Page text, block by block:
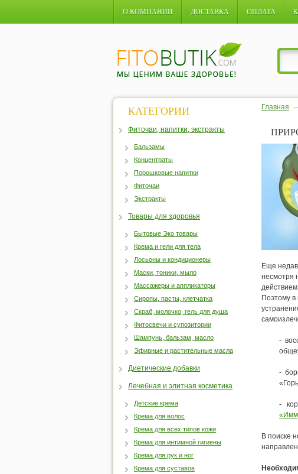
О КОМПАНИИ ДОСТАВКА ОПЛАТА
Главная
Еще
несмотря
Поэтому
-
-
-
В поиске
КАТЕГОРИИ
Фиточаи, напитки, экстракты
Бальзамы
Концентраты
Порошковые напитки
Фиточаи
Экстракты
Товары для здоровья
Бытовые Эко товары
Крема и гели для тела
Лосьоны и кондиционеры
Маски, тоники, мыло
Массажеры и аппликаторы
Сиропы, пасты, клетчатка
Скраб, молочко, гель для душа
Фитосвечи и супозитории
Шампунь, бальзам, масло
Эфирные и растительные масла
Диетические добавки
Лечебная и элитная косметика
Детские крема
Крема для волос
Крема для всех типов кожи
Крема для интимной гигиены
Крема для рук и ног
Крема для суставов